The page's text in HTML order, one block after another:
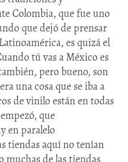
Colombia, que fue uno
que dejó de prensar
es quizá el
tú vas a México es
pero bueno, son
una cosa que se iba a
de vinilo están en todas
que
en paralelo
tiendas aquí no tenían
muchas de las tiendas